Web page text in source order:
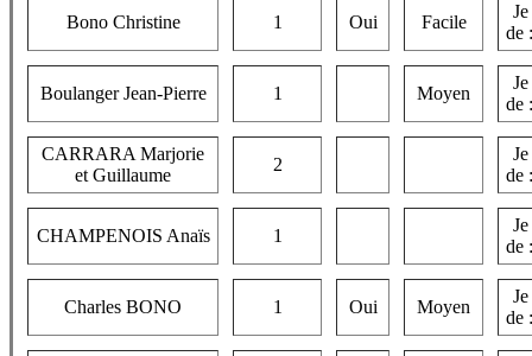
Bono Christine 1 Oui Facile
de
Boulanger Jean-Pierre 1 Moyen
de
CARRARA Marjorie
et Guillaume
2
de
CHAMPENOIS Anaïs 1
de
Charles BONO 1 Oui Moyen
de